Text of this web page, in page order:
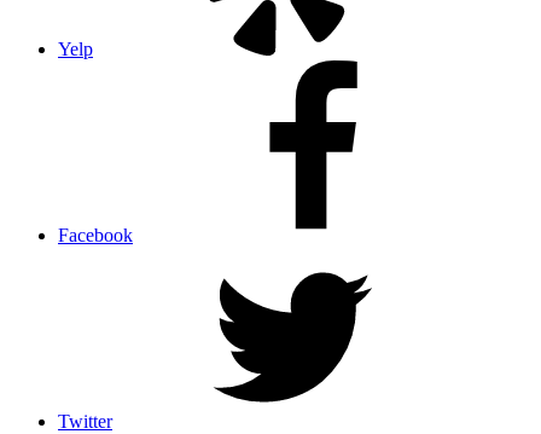
Yelp
Facebook
Twitter